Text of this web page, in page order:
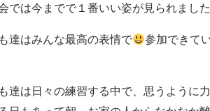
では今までで１番いい姿が見られ
達はみんな最高の表情で 参加できて
達は日々の練習する中で、思うように